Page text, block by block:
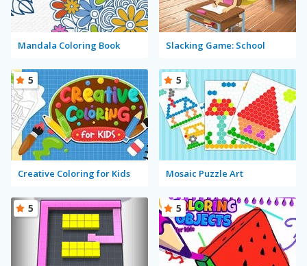
Mandala Coloring Book Slacking Game: School
Creative Coloring for Kids
5
Mosaic Puzzle Art
5
5 5